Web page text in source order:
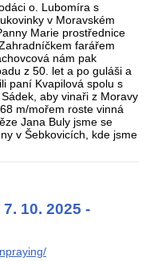
o. Lubomíra s
v Moravském
Marie prostřednice
farářem
nám pak
z 50. let a po guláši a
paní Kvapilová spolu s
aby vinaři z Moravy
m/mořem roste vinná
Jana Buly jsme se
v Šebkovicích, kde jsme
10. 2025 -